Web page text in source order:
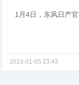
2023-01-05 23:43